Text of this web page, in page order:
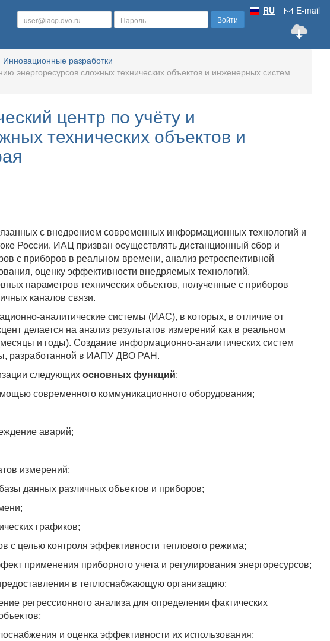
E-mail
RU
Войти
Инновационные разработки
энергоресурсов сложных технических объектов и инженерных систем
центр по учёту и
технических объектов и
с внедрением современных информационных технологий и
России. ИАЦ призван осуществлять дистанционный сбор и
с приборов в реальном времени, анализ ретроспективной
оценку эффективности внедряемых технологий.
параметров технических объектов, полученные с приборов
каналов связи.
аналитические системы (ИАС), в которых, в отличие от
делается на анализ результатов измерений как в реальном
и годы). Создание информационно-аналитических систем
разработанной в ИАПУ ДВО РАН.
следующих основных функций:
современного коммуникационного оборудования;
аварий;
измерений;
данных различных объектов и приборов;
графиков;
с целью контроля эффективности теплового режима;
применения приборного учета и регулирования энергоресурсов;
в теплоснабжающую организацию;
регрессионного анализа для определения фактических
и оценка эффективности их использования;